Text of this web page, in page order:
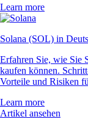
Learn more
Solana (SOL) in
Erfahren Sie, wie Sie
kaufen können.
Vorteile und Risiken
Learn more
Artikel ansehen